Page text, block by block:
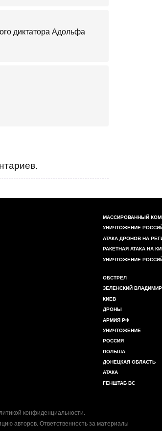
диктатора Адольфа
МАССИРОВАННЫЙ
УНИЧТОЖЕНИЕ
АТАКА ДРОНОВ НА
РАКЕТНАЯ АТАКА НА
УНИЧТОЖЕНИЕ
ОБСТРЕЛ
ЗЕЛЕНСКИЙ ВЛАДИМИР
КИЕВ
ДРОНЫ
АРМИЯ РФ
УНИЧТОЖЕНИЕ
РОССИЯ
ПОЛЬША
ДОНЕЦКАЯ ОБЛАСТЬ
АТАКА
ГЕНШТАБ ВС
конфиденциальности.
авторов. Ответственность за материалы